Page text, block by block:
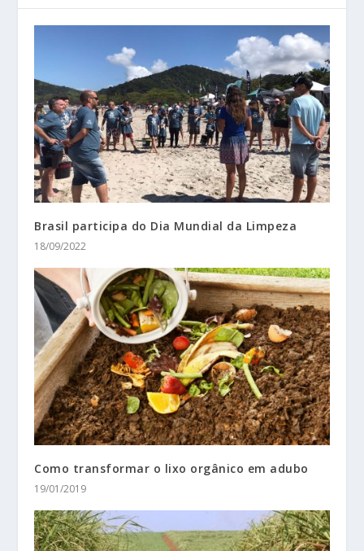
Brasil participa do Dia Mundial da Limpeza
18/09/2022
Como transformar o lixo orgânico em adubo
19/01/2019